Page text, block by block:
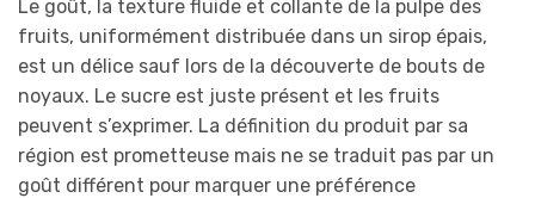
Le goût, la texture fluide et collante de la pulpe des
fruits, uniformément distribuée dans un sirop épais,
est un délice sauf lors de la découverte de bouts de
noyaux. Le sucre est juste présent et les fruits
peuvent s’exprimer. La définition du produit par sa
région est prometteuse mais ne se traduit pas par un
goût différent pour marquer une préférence